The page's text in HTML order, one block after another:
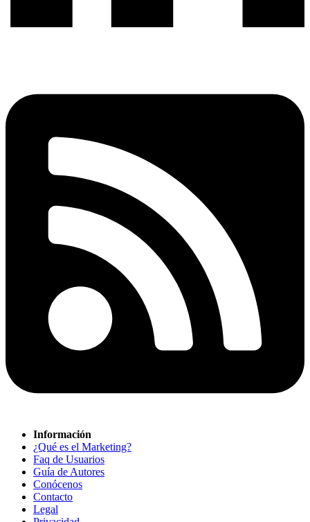
Información
¿Qué es el Marketing?
Faq de Usuarios
Guía de Autores
Conócenos
Contacto
Legal